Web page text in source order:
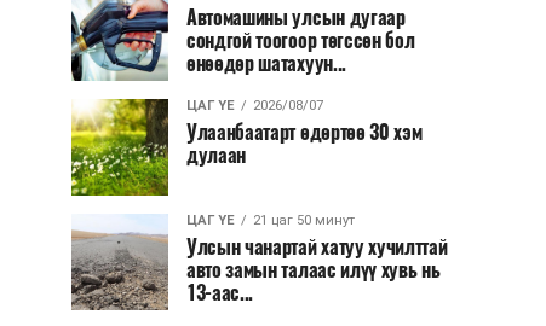
Автомашины улсын дугаар
сондгой тоогоор төгссөн бол
өнөөдөр шатахуун...
ЦАГ ҮЕ 2026/08/07
Улаанбаатарт өдөртөө 30 хэм
дулаан
ЦАГ ҮЕ 21 цаг 50 минут
Улсын чанартай хатуу хучилттай
авто замын талаас илүү хувь нь
13-аас...